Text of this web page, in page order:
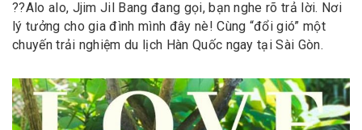
??Alo alo, Jjim Jil Bang đang gọi, bạn nghe rõ trả lời. Nơi
lý tưởng cho gia đình mình đây nè! Cùng “đổi gió” một
chuyến trải nghiệm du lịch Hàn Quốc ngay tại Sài Gòn.